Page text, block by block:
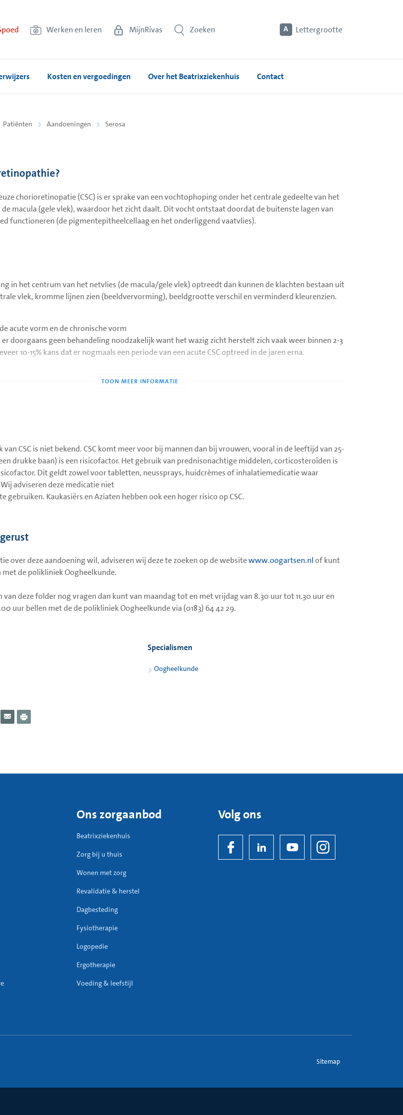
Werken en leren MijnRivas Zoeken Lettergrootte
Kosten en vergoedingen Over het Beatrixziekenhuis Contact
Patiënten Aandoeningen Serosa
chorioretinopatie (CSC) is er sprake van een vochtophoping onder het centrale gedeelte van het
macula (gele vlek), waardoor het zicht daalt. Dit vocht ontstaat doordat de buitenste lagen van
functioneren (de pigmentepitheelcellaag en het onderliggend vaatvlies).
in het centrum van het netvlies (de macula/gele vlek) optreedt dan kunnen de klachten bestaan uit
vlek, kromme lijnen zien (beeldvervorming), beeldgrootte verschil en verminderd kleurenzien.
acute vorm en de chronische vorm
er doorgaans geen behandeling noodzakelijk want het wazig zicht herstelt zich vaak weer binnen 2-3
10-15% kans dat er nogmaals een periode van een acute CSC optreed in de jaren erna.
poliep) onder het netvlies optreden. Uw oogarts start dan met intravitreale injecties om de groei en
van CSC is niet bekend. CSC komt meer voor bij mannen dan bij vrouwen, vooral in de leeftijd van 25-
drukke baan) is een risicofactor. Het gebruik van prednisonachtige middelen, corticosteroïden is
Dit geldt zowel voor tabletten, neussprays, huidcrèmes of inhalatiemedicatie waar
adviseren deze medicatie niet
gebruiken. Kaukasiërs en Aziaten hebben ook een hoger risico op CSC.
over deze aandoening wil, adviseren wij deze te zoeken op de websitewww.oogartsen.nlof kunt
de polikliniek Oogheelkunde.
van deze folder nog vragen dan kunt van maandag tot en met vrijdag van 8.30 uur tot 11.30 uur en
uur bellen met de de polikliniek Oogheelkunde via (0183) 64 42 29.
Specialismen
Oogheelkunde
Ons zorgaanbod
Beatrixziekenhuis
Zorg bij u thuis
Wonen met zorg
Revalidatie & herstel
Dagbesteding
Fysiotherapie
Logopedie
Ergotherapie
Voeding & leefstijl
Volg ons
Sitemap